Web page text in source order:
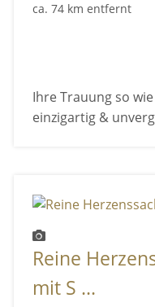
ca. 74 km entfernt
Ihre Trauung so
einzigartig &
Reine
mit S ...